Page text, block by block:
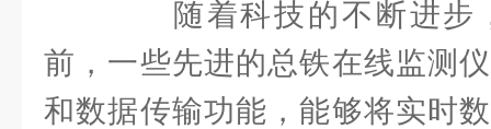
随着科技的不断进步
前，一些先进的总铁在线监测
和数据传输功能，能够将实时